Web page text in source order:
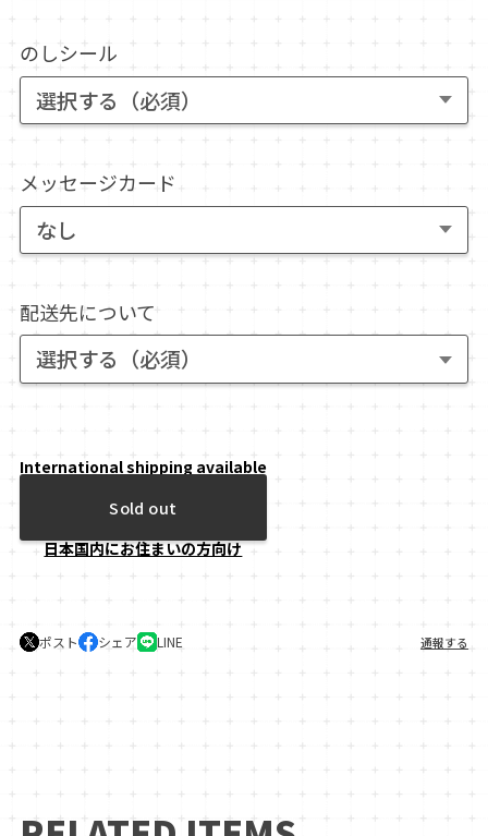
のしシール
メッセージカード
配送先について
International shipping available
Sold out
日本国内にお住まいの方向け
ポスト シェア LINE 通報する